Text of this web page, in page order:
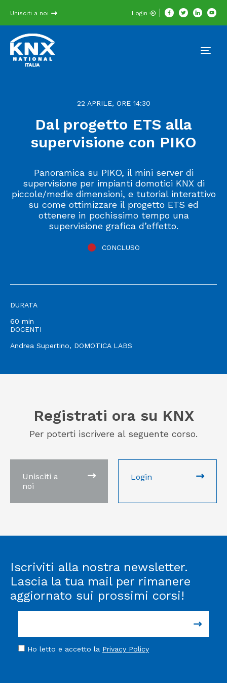
Unisciti a noi Login
22 APRILE, ORE 14:30
Dal progetto ETS alla
supervisione con PIKO
Panoramica su PIKO, il mini server di
supervisione per impianti domotici KNX di
piccole/medie dimensioni, e tutorial interattivo
su come ottimizzare il progetto ETS ed
ottenere in pochissimo tempo una
supervisione grafica d’effetto.
CONCLUSO
DURATA
60 min
DOCENTI
Andrea Supertino, DOMOTICA LABS
Registrati ora su KNX
Per poterti iscrivere al seguente corso.
Unisciti a
noi
Login
Iscriviti alla nostra newsletter.
Lascia la tua mail per rimanere
aggiornato sui prossimi corsi!
Ho letto e accetto la Privacy Policy